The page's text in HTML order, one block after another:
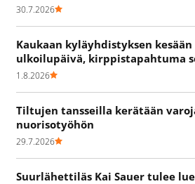
30.7.2026
Kaukaan kyläyhdistyksen
ulkoilupäivä, kirppistapahtuma
1.8.2026
Tiltujen tansseilla kerätään
nuorisotyöhön
29.7.2026
Suurlähettiläs Kai Sauer tulee